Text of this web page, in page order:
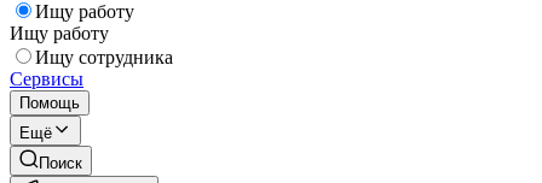
Ищу работу
Ищу работу
Ищу сотрудника
Сервисы
Помощь
Ещё
Поиск